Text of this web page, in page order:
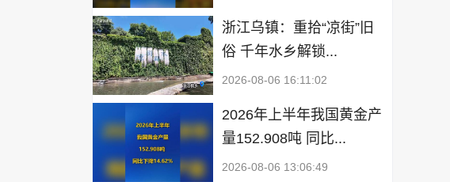
浙江乌镇：重拾“凉街”旧
俗 千年水乡解锁...
2026-08-06 16:11:02
2026年上半年我国黄金产
量152.908吨 同比...
2026-08-06 13:06:49